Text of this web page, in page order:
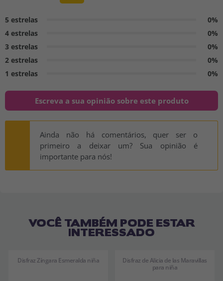
5 estrelas
0%
4 estrelas
0%
3 estrelas
0%
2 estrelas
0%
1 estrelas
0%
Escreva a sua opinião sobre este produto
Ainda não há comentários, quer ser o
primeiro a deixar um? Sua opinião é
importante para nós!
VOCÊ TAMBÉM PODE ESTAR
INTERESSADO
Disfraz Zíngara Esmeralda niña
Disfraz de Alicia de las Maravillas
para niña